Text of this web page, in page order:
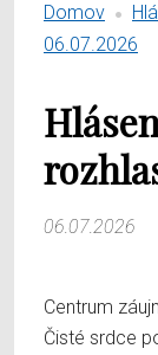
Samospráva
Domov
06.07.2026
06.07.2026
Centrum
Čisté srdce